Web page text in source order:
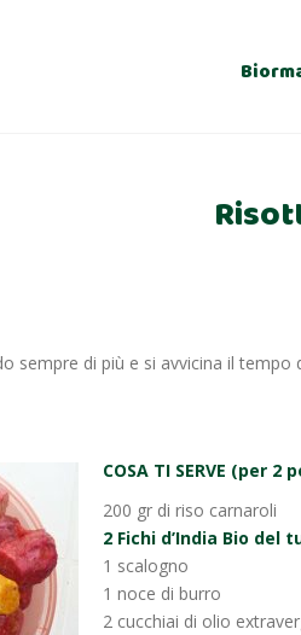
sempre di più e si avvicina il
COSA TI SERVE (per 2
200 gr di riso carnaroli
2 Fichi d’India Bio del
1 scalogno
1 noce di burro
2 cucchiai di olio